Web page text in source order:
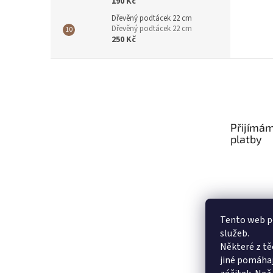
Tento web
služeb.
Některé z
jiné
Dřevěný podtácek 22 cm
Dřevěný podtácek 22 cm
250 Kč
platby